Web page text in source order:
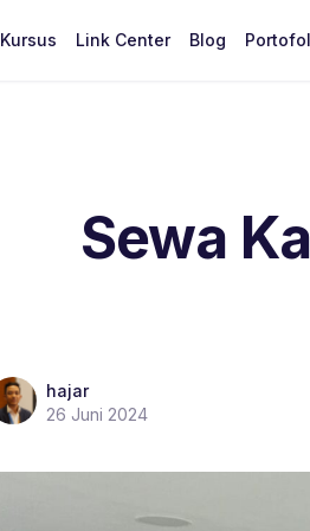
Kursus Link Center Blog
Sewa
hajar
26 Juni 2024